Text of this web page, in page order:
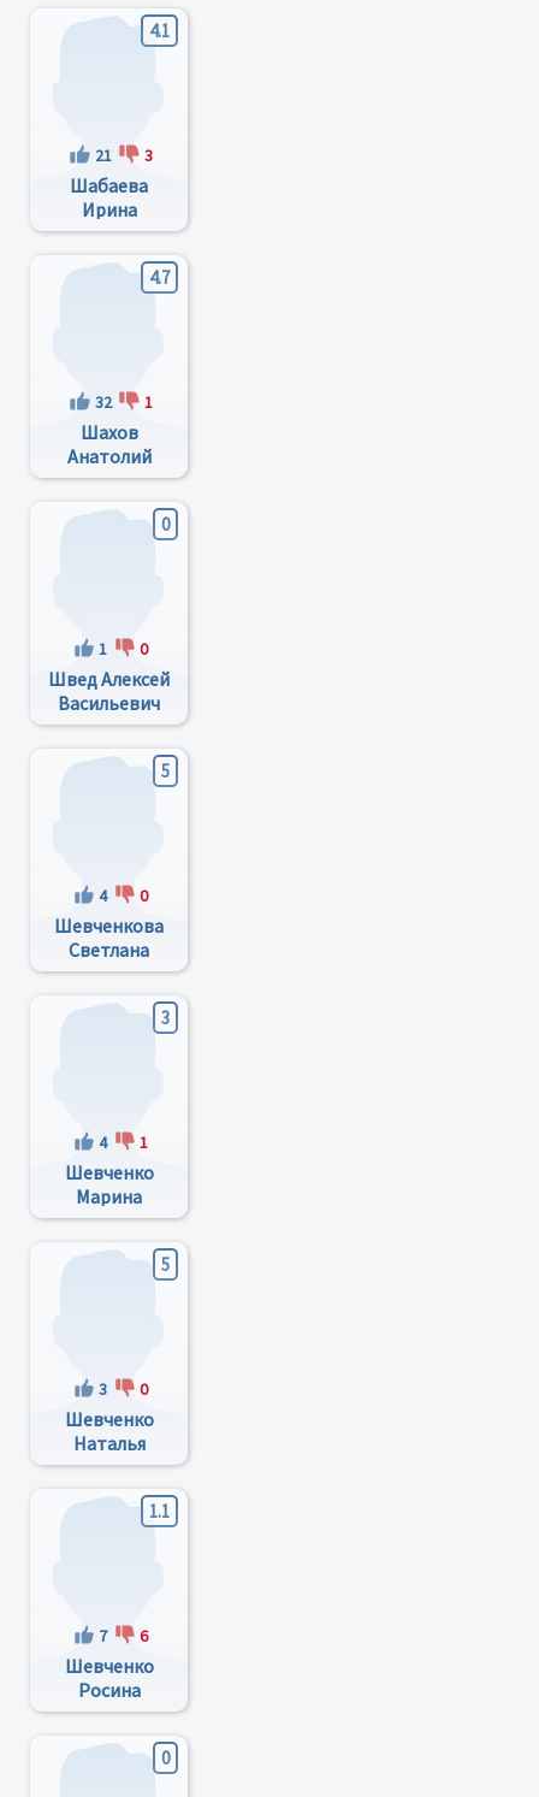
4.1
21 3
Шабаева
Ирина
Леонидовна
4.7
32 1
Шахов
Анатолий
Валентинович
0
1 0
Швед Алексей
Васильевич
5
4 0
Шевченкова
Светлана
Александровна
3
4 1
Шевченко
Марина
Игоревна
5
3 0
Шевченко
Наталья
Ивановна
1.1
7 6
Шевченко
Росина
Петровна
0